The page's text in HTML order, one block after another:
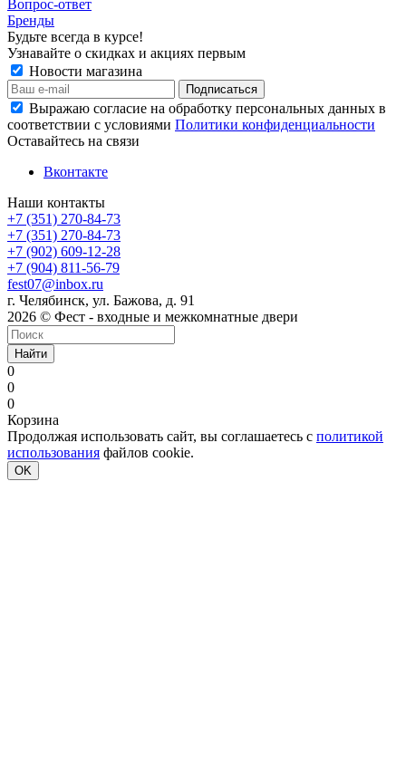
Вопрос-ответ
Бренды
Будьте всегда в курсе!
Узнавайте о скидках и акциях первым
Новости магазина
Выражаю согласие на обработку персональных данных в
соответствии с условиями Политики конфиденциальности
Оставайтесь на связи
Вконтакте
Наши контакты
+7 (351) 270-84-73
+7 (351) 270-84-73
+7 (902) 609-12-28
+7 (904) 811-56-79
fest07@inbox.ru
г. Челябинск, ул. Бажова, д. 91
2026 © Фест - входные и межкомнатные двери
Найти
0
0
0
Корзина
Продолжая использовать сайт, вы соглашаетесь с политикой
использования файлов cookie.
OK